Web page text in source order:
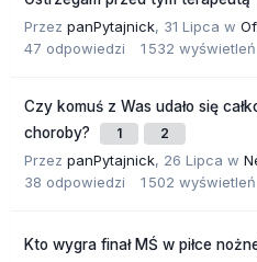
Przez panPytajnick, 31 Lipca w
47 odpowiedzi 1 532 wyświetleń
Czy komuś z Was udało się
choroby?
1 2
Przez panPytajnick, 26 Lipca w
38 odpowiedzi 1 502 wyświetleń
Kto wygra finał MŚ w piłce